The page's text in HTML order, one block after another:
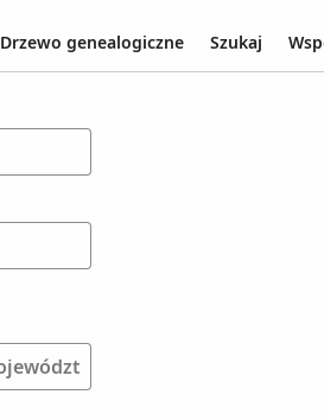
Drzewo genealogiczne Szukaj